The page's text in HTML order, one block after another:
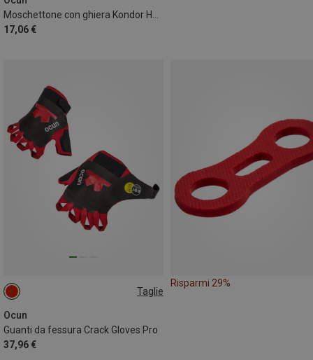
17,06 €
Taglie
Ocun
Guanti da fessura Crack Gloves Pro
37,96 €
XL
Risparmi 29%